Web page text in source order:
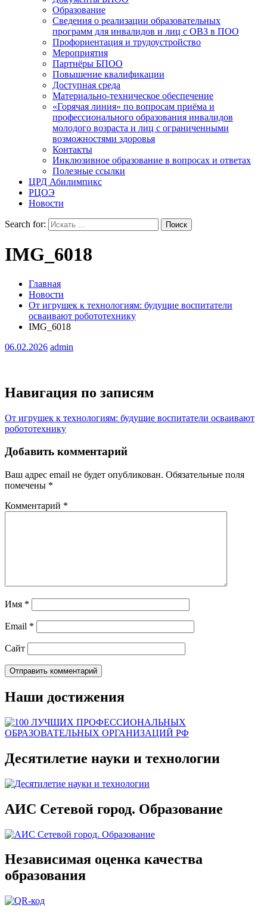
Образование
Сведения о реализации образовательных
программ для инвалидов и лиц с ОВЗ в ПОО
Профориентация и трудоустройство
Мероприятия
Партнёры БПОО
Повышение квалификации
Доступная среда
Материально-техническое обеспечение
«Горячая линия» по вопросам приёма и
профессионального образования инвалидов
молодого возраста и лиц с ограниченными
возможностями здоровья
Контакты
Инклюзивное образование в вопросах и ответах
Полезные ссылки
ЦРД Абилимпикс
РЦОЭ
Новости
Search for:
IMG_6018
Главная
Новости
От игрушек к технологиям: будущие воспитатели
осваивают робототехнику
IMG_6018
06.02.2026 admin
Навигация по записям
От игрушек к технологиям: будущие воспитатели осваивают
робототехнику
Добавить комментарий
Ваш адрес email не будет опубликован. Обязательные поля
помечены *
Комментарий *
Имя *
Email *
Сайт
Наши достижения
Десятилетие науки и технологии
АИС Сетевой город. Образование
Независимая оценка качества
образования